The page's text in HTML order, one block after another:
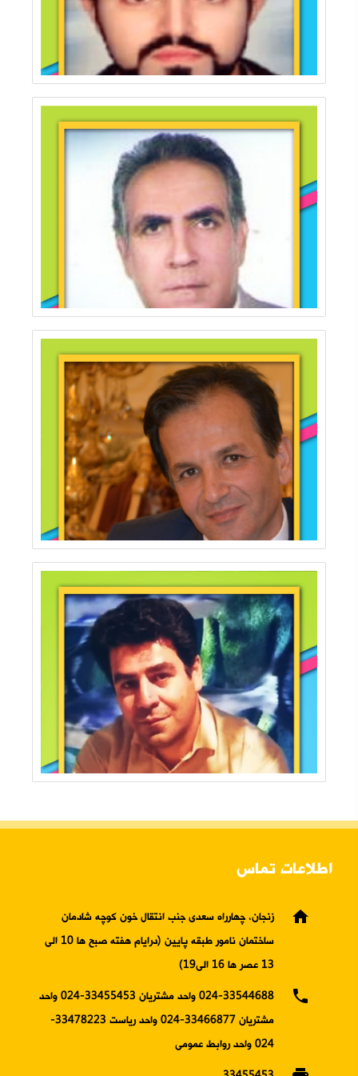
اطلاعات تماس
home
زنجان، چهارراه سعدی جنب انتقال خون کوچه شادمان
ساختمان نامور طبقه پایین (درایام هفته صبح ها 10 الی
13 عصر ها 16 الی19)
phone
024-33544688 واحد مشتریان 33455453-024 واحد
مشتریان 33466877-024 واحد ریاست 33478223-
024 واحد روابط عمومی